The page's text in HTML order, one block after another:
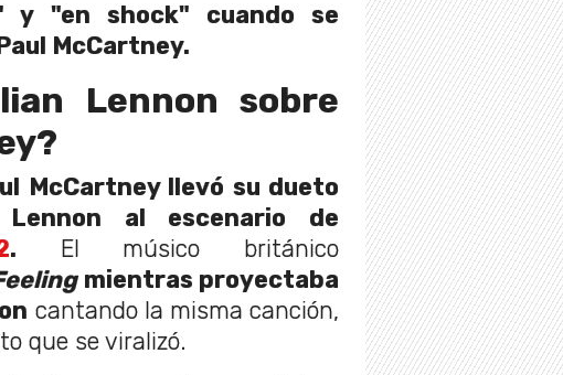
y "en shock" cuando se
McCartney.
Lennon sobre
McCartney llevó su dueto
al escenario de
. El músico británico
mientras proyectaba
cantando la misma canción,
que se viralizó.